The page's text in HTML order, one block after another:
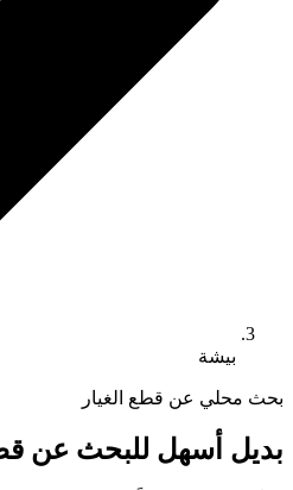
بيشة
بحث محلي عن قطع الغيار
بديل أسهل للبحث عن